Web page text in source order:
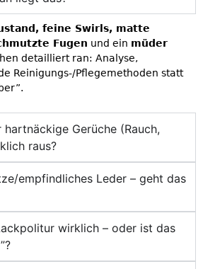
feine Swirls, matte
Fugen und ein müder
detailliert ran: Analyse,
Reinigungs-/Pflegemethoden statt
Gerüche (Rauch,
raus?
empfindliches Leder – geht das
wirklich – oder ist das